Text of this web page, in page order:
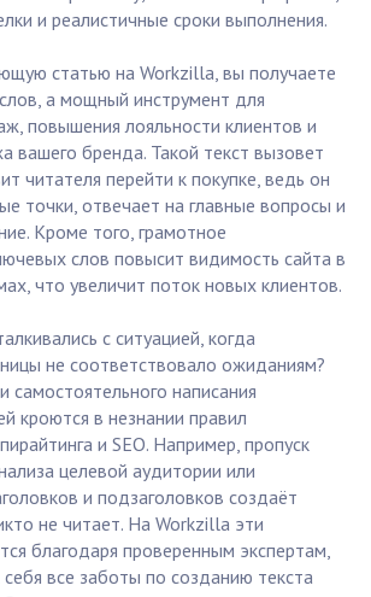
и реалистичные сроки выполнения.
статью на Workzilla, вы получаете
а мощный инструмент для
повышения лояльности клиентов и
вашего бренда. Такой текст вызовет
читателя перейти к покупке, ведь он
точки, отвечает на главные вопросы и
Кроме того, грамотное
слов повысит видимость сайта в
что увеличит поток новых клиентов.
с ситуацией, когда
не соответствовало ожиданиям?
написания
кроются в незнании правил
и SEO. Например, пропуск
целевой аудитории или
и подзаголовков создаёт
не читает. На Workzilla эти
благодаря проверенным экспертам,
все заботы по созданию текста